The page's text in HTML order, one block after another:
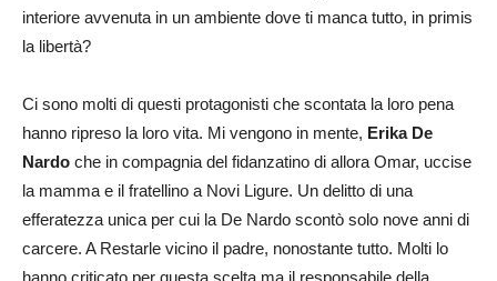
interiore avvenuta in un ambiente dove ti manca tutto, in primis
la libertà?
Ci sono molti di questi protagonisti che scontata la loro pena
hanno ripreso la loro vita. Mi vengono in mente, Erika De
Nardo che in compagnia del fidanzatino di allora Omar, uccise
la mamma e il fratellino a Novi Ligure. Un delitto di una
efferatezza unica per cui la De Nardo scontò solo nove anni di
carcere. A Restarle vicino il padre, nonostante tutto. Molti lo